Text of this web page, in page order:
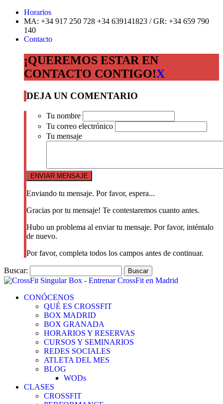
Horarios
MA: +34 917 250 728 +34 639141823 / GR: +34 659 790
140
Contacto
¡QUEREMOS ESTAR EN
CONTACTO CONTIGO!X
DEJA UN COMENTARIO
Tu nombre
Tu correo electrónico
Tu mensaje
Enviando tu mensaje. Por favor, espera...
Gracias por tu mensaje! Te contestaremos cuanto antes.
Hubo un problema al enviar tu mensaje. Por favor, inténtalo
de nuevo.
Por favor, completa todos los campos antes de continuar.
Buscar:
CONÓCENOS
QUÉ ES CROSSFIT
BOX MADRID
BOX GRANADA
HORARIOS Y RESERVAS
CURSOS Y SEMINARIOS
REDES SOCIALES
ATLETA DEL MES
BLOG
WODs
CLASES
CROSSFIT